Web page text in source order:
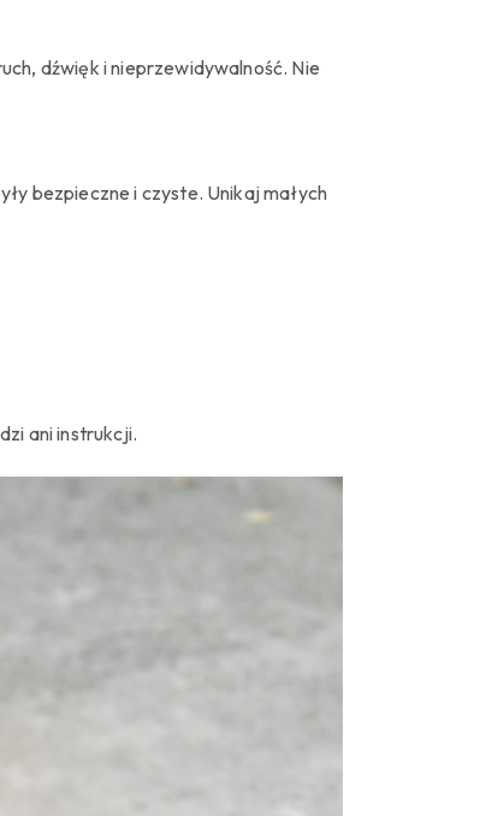
dźwięk i nieprzewidywalność. Nie
bezpieczne i czyste. Unikaj małych
ani instrukcji.